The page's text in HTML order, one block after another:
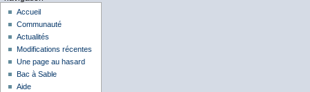
Accueil
Communauté
Actualités
Modifications récentes
Une page au hasard
Bac à Sable
Aide